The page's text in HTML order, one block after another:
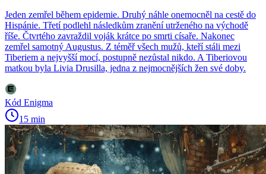
Jeden zemřel během epidemie. Druhý náhle onemocněl na cestě do
Hispánie. Třetí podlehl následkům zranění utrženého na východě
říše. Čtvrtého zavraždil voják krátce po smrti císaře. Nakonec
zemřel samotný Augustus. Z téměř všech mužů, kteří stáli mezi
Tiberiem a nejvyšší mocí, postupně nezůstal nikdo. A Tiberiovou
matkou byla Livia Drusilla, jedna z nejmocnějších žen své doby.
Kód Enigma
15 min